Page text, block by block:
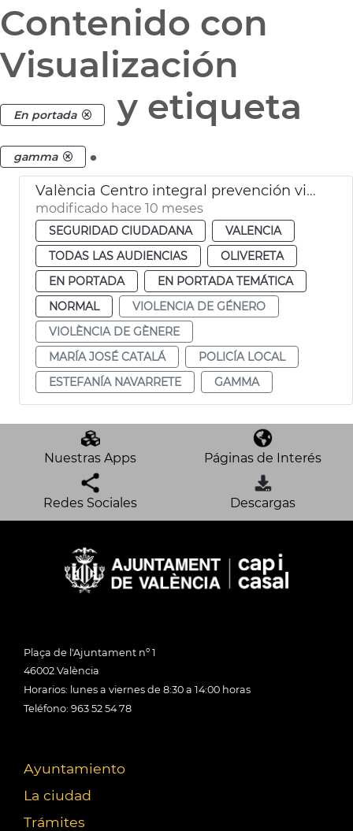
Contenido con
Visualización
En portada y etiqueta
gamma .
València Centro integral prevención violencia de género
modificado hace 10 meses
SEGURIDAD CIUDADANA
VALENCIA
TODAS LAS AUDIENCIAS
OLIVERETA
EN PORTADA
EN PORTADA TEMÁTICA
NORMAL
VIOLENCIA DE GÉNERO
VIOLÈNCIA DE GÈNERE
MARÍA JOSÉ CATALÁ
POLICÍA LOCAL
ESTEFANÍA NAVARRETE
GAMMA
Nuestras Apps Páginas de Interés
Redes Sociales Descargas
Plaça de l'Ajuntament nº 1
46002 València
Horarios: lunes a viernes de 8:30 a 14:00 horas
Teléfono: 963 52 54 78
Ayuntamiento
La ciudad
Trámites